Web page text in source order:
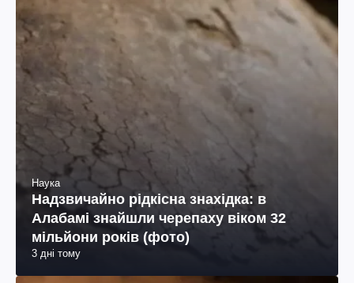
Наука
Надзвичайно рідкісна знахідка: в
Алабамі знайшли черепаху віком 32
мільйони років (фото)
3 дні тому